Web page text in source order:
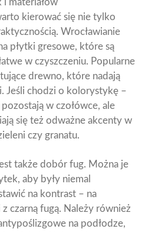
kierować się nie tylko
Wrocławianie
płytki gresowe, które są
w czyszczeniu. Popularne
drewno, które nadają
Jeśli chodzi o kolorystykę –
w czołówce, ale
się też odważne akcenty w
czy granatu.
także dobór fug. Można je
aby były niemal
na kontrast – na
z czarną fugą. Należy również
na podłodze,